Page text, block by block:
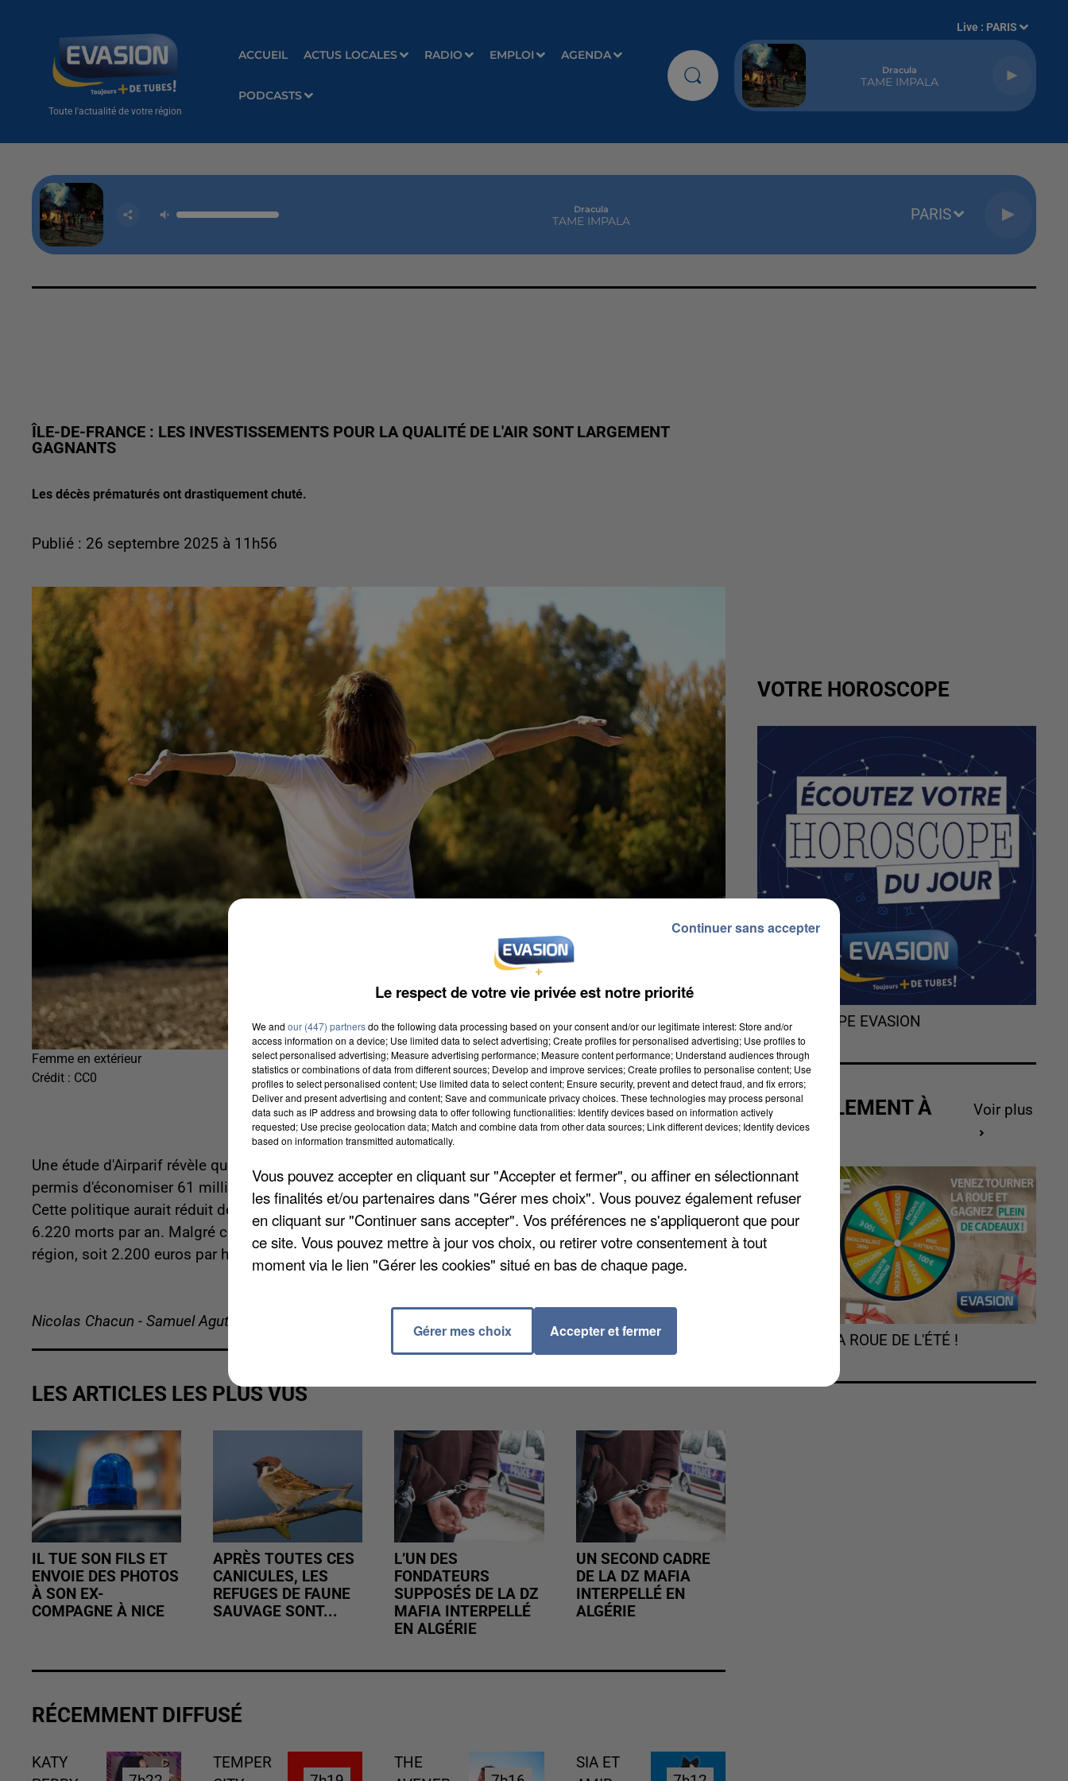
Toute l'actualité de votre région
ACCUEIL ACTUS LOCALES RADIO EMPLOI AGENDA
PODCASTS
Live : PARIS
Dracula
TAME IMPALA
Dracula
TAME IMPALA PARIS
ÎLE-DE-FRANCE : LES INVESTISSEMENTS POUR LA QUALITÉ DE L'AIR SONT LARGEMENT
GAGNANTS
Les décès prématurés ont drastiquement chuté.
Publié : 26 septembre 2025 à 11h56
Femme en extérieur
Crédit : CC0
Une étude d'Airparif révèle que les actions d'amélioration de la qualité de l'air en Île-de-France ont
permis d'économiser 61 milliards d'euros entre 2010 et 2019, pour seulement 5 milliards investis.
Cette politique aurait réduit de 40% les décès prématurés liés aux particules fines, passant de 10.350 à
6.220 morts par an. Malgré ces progrès, la pollution coûterait encore 28 milliards d'euros annuels à la
région, soit 2.200 euros par habitant.
Nicolas Chacun - Samuel Agutter
LES ARTICLES LES PLUS VUS
IL TUE SON FILS ET
ENVOIE DES PHOTOS
À SON EX-
COMPAGNE À NICE
APRÈS TOUTES CES
CANICULES, LES
REFUGES DE FAUNE
SAUVAGE SONT...
L’UN DES
FONDATEURS
SUPPOSÉS DE LA DZ
MAFIA INTERPELLÉ
EN ALGÉRIE
UN SECOND CADRE
DE LA DZ MAFIA
INTERPELLÉ EN
ALGÉRIE
RÉCEMMENT DIFFUSÉ
KATY
TEMPER
THE
SIA ET
VOTRE HOROSCOPE
L'HOROSCOPE EVASION
ACTUELLEMENT À
GAGNER
Voir plus
TOURNEZ LA ROUE DE L'ÉTÉ !
Le respect de votre vie privée est notre priorité
We and our (447) partnersdo the following data processing based on your consent and/or our legitimate interest: Store and/or
access information on a device; Use limited data to select advertising; Create profiles for personalised advertising; Use profiles to
select personalised advertising; Measure advertising performance; Measure content performance; Understand audiences through
statistics or combinations of data from different sources; Develop and improve services; Create profiles to personalise content; Use
profiles to select personalised content; Use limited data to select content; Ensure security, prevent and detect fraud, and fix errors;
Deliver and present advertising and content; Save and communicate privacy choices. These technologies may process personal
data such as IP address and browsing data to offer following functionalities: Identify devices based on information actively
requested; Use precise geolocation data; Match and combine data from other data sources; Link different devices; Identify devices
based on information transmitted automatically.
Vous pouvez accepter en cliquant sur "Accepter et fermer", ou affiner en sélectionnant
les finalités et/ou partenaires dans "Gérer mes choix". Vous pouvez également refuser
en cliquant sur "Continuer sans accepter". Vos préférences ne s'appliqueront que pour
ce site. Vous pouvez mettre à jour vos choix, ou retirer votre consentement à tout
moment via le lien "Gérer les cookies" situé en bas de chaque page.
Gérer mes choix Accepter et fermer
Continuer sans accepter